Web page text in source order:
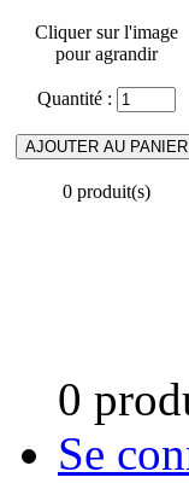
Cliquer sur l'image
pour agrandir
Quantité :
0 produit(s)
0
Se